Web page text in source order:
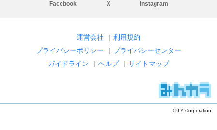
Facebook X Instagram
運営会社 | 利用規約
プライバシーポリシー
| プライバシーセンター
ガイドライン
| ヘルプ | サイトマップ
© LY Corporation